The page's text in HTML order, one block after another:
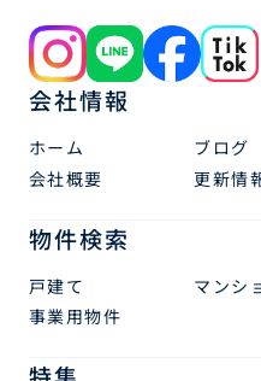
会社情報
ホーム ブログ
会社概要
更新情
物件検索
戸建て マンシ
事業用物件